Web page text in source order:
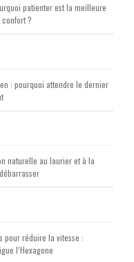
patienter est la meilleure
?
: pourquoi attendre le dernier
naturelle au laurier et à la
pour réduire la vitesse :
l’Hexagone